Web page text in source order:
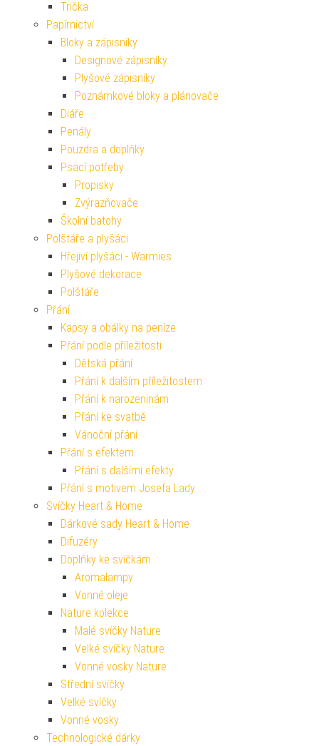
Trička
Papírnictví
Bloky a zápisníky
Designové zápisníky
Plyšové zápisníky
Poznámkové bloky a plánovače
Diáře
Penály
Pouzdra a doplňky
Psací potřeby
Propisky
Zvýrazňovače
Školní batohy
Polštáře a plyšáci
Hřejiví plyšáci - Warmies
Plyšové dekorace
Polštáře
Přání
Kapsy a obálky na peníze
Přání podle příležitosti
Dětská přání
Přání k dalším příležitostem
Přání k narozeninám
Přání ke svatbě
Vánoční přání
Přání s efektem
Přání s dalšími efekty
Přání s motivem Josefa Lady
Svíčky Heart & Home
Dárkové sady Heart & Home
Difuzéry
Doplňky ke svíčkám
Aromalampy
Vonné oleje
Nature kolekce
Malé svíčky Nature
Velké svíčky Nature
Vonné vosky Nature
Střední svíčky
Velké svíčky
Vonné vosky
Technologické dárky